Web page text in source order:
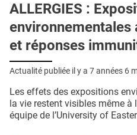
E-REVUE SAD
L'APP
PUBLICITÉ
ALLERGIES :
environnementales
et réponses
Actualité publiée il y a 7 années 6
Les effets des expositions
la vie restent visibles même à
équipe de l’University of